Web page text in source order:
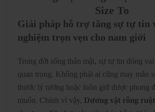
Size To
Giải pháp hỗ trợ tăng sự tự tin
nghiệm trọn vẹn cho nam giới
Trong đời sống thân mật, sự tự tin đóng
quan trọng. Không phải ai cũng may mắn
thước lý tưởng hoặc luôn giữ được phong
muốn. Chính vì vậy, Dương vật rỗng